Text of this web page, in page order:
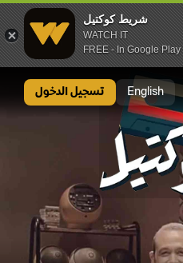
شريط كوكتيل
WATCH IT
FREE - In Google Play
English تسجيل الدخول